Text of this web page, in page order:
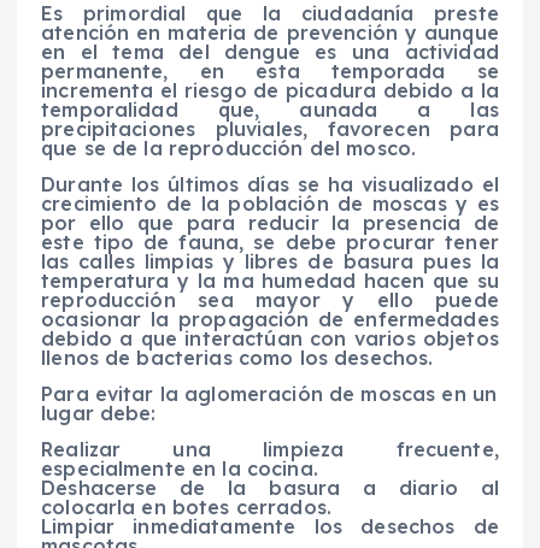
Es primordial que la ciudadanía preste
atención en materia de prevención y aunque
en el tema del dengue es una actividad
permanente, en esta temporada se
incrementa el riesgo de picadura debido a la
temporalidad que, aunada a las
precipitaciones pluviales, favorecen para
que se de la reproducción del mosco.
Durante los últimos días se ha visualizado el
crecimiento de la población de moscas y es
por ello que para reducir la presencia de
este tipo de fauna, se debe procurar tener
las calles limpias y libres de basura pues la
temperatura y la ma humedad hacen que su
reproducción sea mayor y ello puede
ocasionar la propagación de enfermedades
debido a que interactúan con varios objetos
llenos de bacterias como los desechos.
Para evitar la aglomeración de moscas en un
lugar debe:
Realizar una limpieza frecuente,
especialmente en la cocina.
Deshacerse de la basura a diario al
colocarla en botes cerrados.
Limpiar inmediatamente los desechos de